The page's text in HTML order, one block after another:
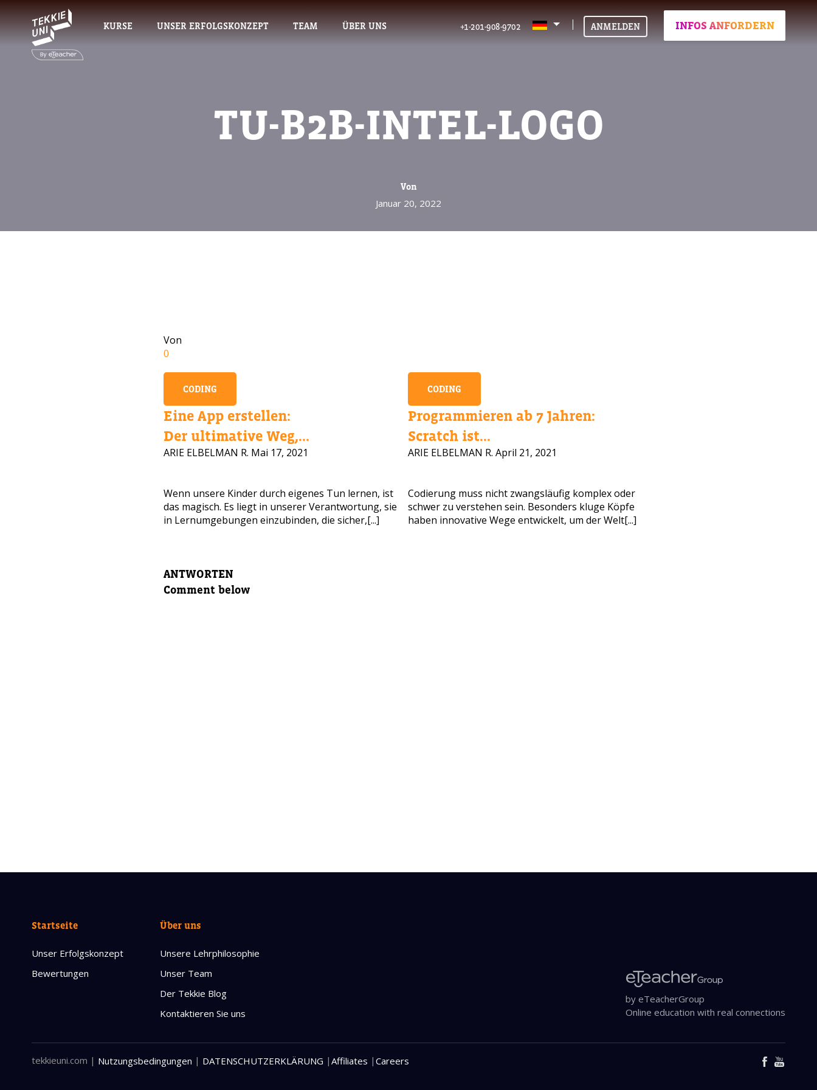
KURSE UNSER ERFOLGSKONZEPT TEAM ÜBER UNS INFOS ANFORDERN
+1-201-908-9702 ANMELDEN
TU-B2B-INTEL-LOGO
Von
Januar 20, 2022
Von
0
CODING
Eine App erstellen:
Der ultimative Weg,...
ARIE ELBELMAN R. Mai 17, 2021
Wenn unsere Kinder durch eigenes Tun lernen, ist
das magisch. Es liegt in unserer Verantwortung, sie
in Lernumgebungen einzubinden, die sicher,[...]
CODING
Programmieren ab 7 Jahren:
Scratch ist...
ARIE ELBELMAN R. April 21, 2021
Codierung muss nicht zwangsläufig komplex oder
schwer zu verstehen sein. Besonders kluge Köpfe
haben innovative Wege entwickelt, um der Welt[...]
ANTWORTEN
Comment below
Startseite
Unser Erfolgskonzept
Bewertungen
Über uns
Unsere Lehrphilosophie
Unser Team
Der Tekkie Blog
Kontaktieren Sie uns
by eTeacherGroup
Online education with real connections
tekkieuni.com | Nutzungsbedingungen | DATENSCHUTZERKLÄRUNG | Affiliates | Careers
Hinterlassen Sie Ihre Daten und wir melden uns bald zurück!
Eltern vollständiger Name
Alter Ihres Kindes